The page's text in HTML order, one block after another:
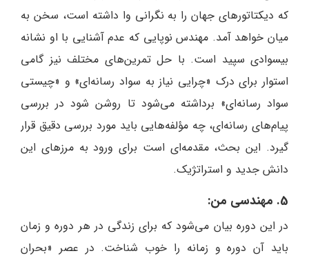
که دیکتاتورهای جهان را به نگرانی وا داشته است، سخن به
میان خواهد آمد. مهندس نوپایی که عدم آشنایی با او نشانه
بیسوادی سپید است. با حل تمرین‌های مختلف نیز گامی
استوار برای درک «چرایی نیاز به سواد رسانه‌ای» و «چیستی
سواد رسانه‌ای» برداشته می‌شود تا روشن شود در بررسی
پیام‌های رسانه‌ای، چه مؤلفه‌هایی باید مورد بررسی دقیق قرار
گیرد. این بحث، مقدمه‌ای است برای ورود به مرزهای این
دانش جدید و استراتژیک.
5. مهندسی من:
در این دوره بیان می‌شود که برای زندگی در هر دوره و زمان
باید آن دوره و زمانه را خوب شناخت. در عصر «بحران